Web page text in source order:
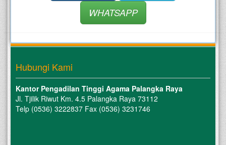
WHATSAPP
Hubungi Kami
Kantor Pengadilan Tinggi Agama Palangka Raya
Jl. Tjilik Riwut Km. 4.5 Palangka Raya 73112
Telp (0536) 3222837 Fax (0536) 3231746